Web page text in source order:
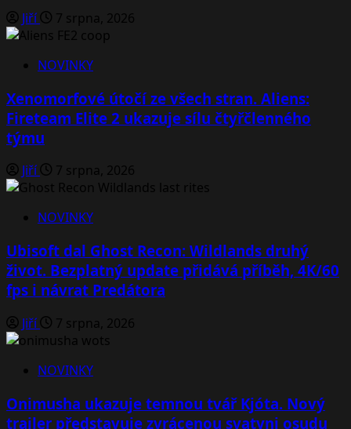
Jiří 7 srpna, 2026
NOVINKY
Xenomorfové útočí ze všech stran. Aliens:
Fireteam Elite 2 ukazuje sílu čtyřčlenného
týmu
Jiří 7 srpna, 2026
NOVINKY
Ubisoft dal Ghost Recon: Wildlands druhý
život. Bezplatný update přidává příběh, 4K/60
fps i návrat Predátora
Jiří 7 srpna, 2026
NOVINKY
Onimusha ukazuje temnou tvář Kjóta. Nový
trailer představuje zvrácenou svatyni osudu